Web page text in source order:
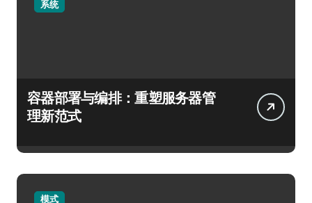
系统
容器部署与编排：重塑服务器管
理新范式
模式